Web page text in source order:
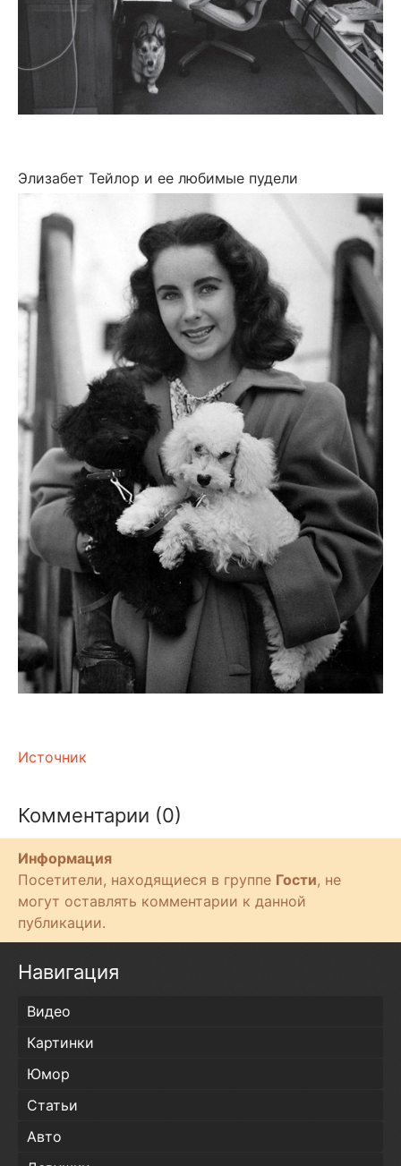
Элизабет Тейлор и ее любимые пудели
Источник
Комментарии (0)
Информация
Посетители, находящиеся в группе Гости, не
могут оставлять комментарии к данной
публикации.
Навигация
Видео
Картинки
Юмор
Статьи
Авто